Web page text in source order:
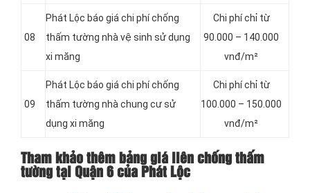
08
Phát Lộc báo giá chi phí chống
thấm tường nhà vệ sinh sử dụng
xi măng
Chi phí chỉ từ
90.000 – 140.000
vnđ/m²
09
Phát Lộc báo giá chi phí chống
thấm tường nhà chung cư sử
dụng xi măng
Chi phí chỉ từ
100.000 – 150.000
vnđ/m²
Tham khảo thêm bảng giá liên chống thấm
tường tại Quận 6 của Phát Lộc